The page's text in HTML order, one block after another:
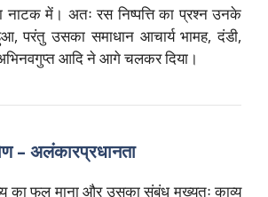
नाटक में। अतः रस निष्पत्ति का प्रश्न उनके
परंतु उसका समाधान आचार्य भामह, दंडी,
आदि ने आगे चलकर दिया।
– अलंकारप्रधानता
का फल माना और उसका संबंध मुख्यतः काव्य